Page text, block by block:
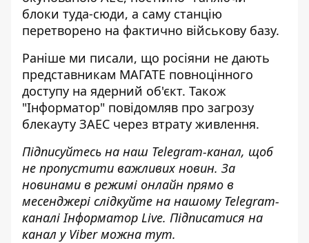
блоки туда-сюди, а саму станцію
перетворено на фактично військову базу.
Раніше ми писали, що росіяни не дають
представникам МАГАТЕ повноцінного
доступу на ядерний об'єкт. Також
"Інформатор" повідомляв про загрозу
блекауту ЗАЕС через втрату живлення.
Підписуйтесь на наш Telegram-канал, щоб
не пропустити важливих новин. За
новинами в режимі онлайн прямо в
месенджері слідкуйте на нашому Telegram-
каналіІнформатор Live. Підписатися на
канал у Viber можна тут.